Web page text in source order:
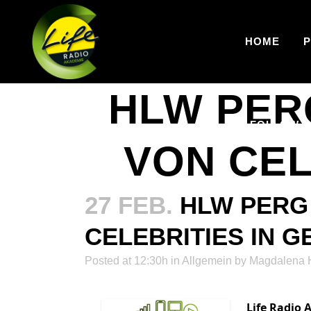
HOME
FOLLOW
HLW
VON
27 FEB. HLW
CELEBRITIES IN
Posted at 12:30h in Allgemein by Magdalena